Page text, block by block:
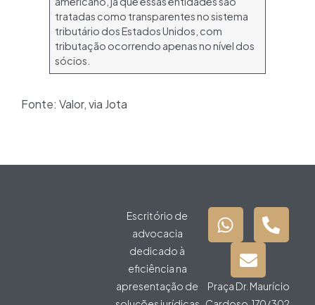
tratadas como transparentes no sistema
tributário dos Estados Unidos, com
tributação ocorrendo apenas no nível dos
sócios.
Fonte: Valor, via Jota
Escritório de
advocacia
dedicado à
eficiência na
apresentação de
Praça Dr. Maurício